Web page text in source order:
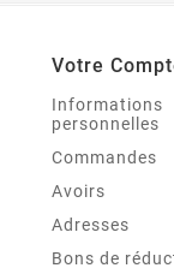
Votre
Informations
personnelles
Commandes
Avoirs
Adresses
Bons de